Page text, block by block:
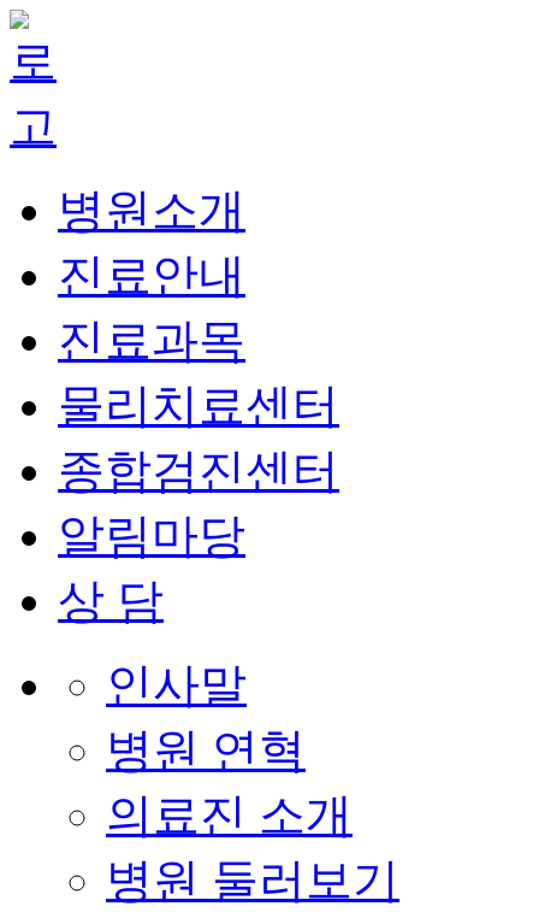
병원소개
진료안내
진료과목
물리치료센터
종합검진센터
알림마당
상 담
인사말
병원 연혁
의료진 소개
병원 둘러보기